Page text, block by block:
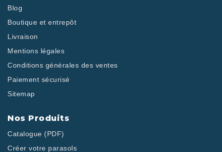
Blog
Boutique et entrepôt
Livraison
Mentions légales
Conditions générales des ventes
Paiement sécurisé
Sitemap
Nos Produits
Catalogue (PDF)
Créer votre parasols